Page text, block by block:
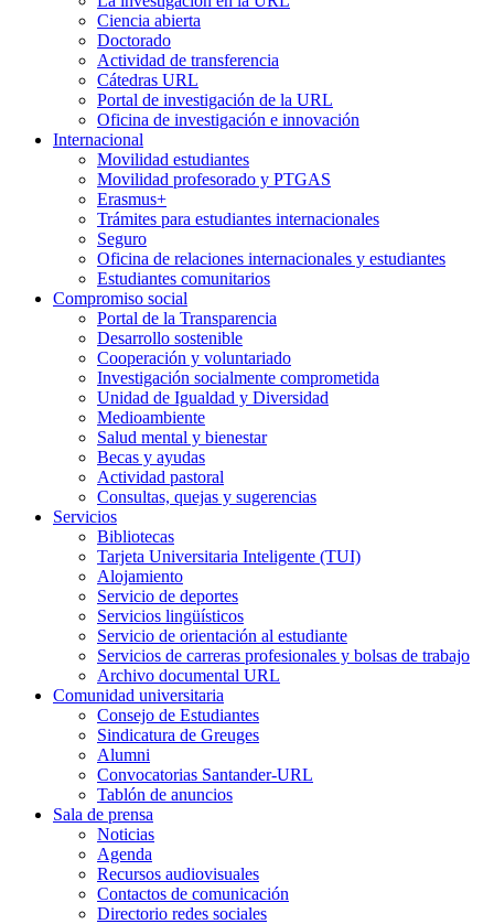
Ciencia abierta
Doctorado
Actividad de transferencia
Cátedras URL
Portal de investigación de la URL
Oficina de investigación e innovación
Internacional
Movilidad estudiantes
Movilidad profesorado y PTGAS
Erasmus+
Trámites para estudiantes internacionales
Seguro
Oficina de relaciones internacionales y estudiantes
Estudiantes comunitarios
Compromiso social
Portal de la Transparencia
Desarrollo sostenible
Cooperación y voluntariado
Investigación socialmente comprometida
Unidad de Igualdad y Diversidad
Medioambiente
Salud mental y bienestar
Becas y ayudas
Actividad pastoral
Consultas, quejas y sugerencias
Servicios
Bibliotecas
Tarjeta Universitaria Inteligente (TUI)
Alojamiento
Servicio de deportes
Servicios lingüísticos
Servicio de orientación al estudiante
Servicios de carreras profesionales y bolsas de trabajo
Archivo documental URL
Comunidad universitaria
Consejo de Estudiantes
Sindicatura de Greuges
Alumni
Convocatorias Santander-URL
Tablón de anuncios
Sala de prensa
Noticias
Agenda
Recursos audiovisuales
Contactos de comunicación
Directorio redes sociales